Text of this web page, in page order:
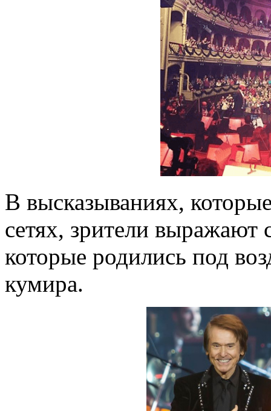
В высказываниях,
сетях, зрители выражают
которые родились под
кумира.